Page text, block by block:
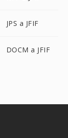
JPS a JFIF
DOCM a JFIF